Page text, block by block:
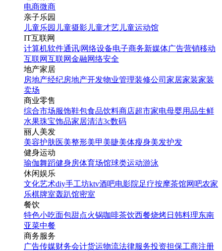
电商微商
亲子乐园
儿童乐园 儿童摄影 儿童才艺 儿童运动馆
IT互联网
计算机软件通讯|网络设备电子商务新媒体广告营销移动
互联网互联网金融网络安全
地产家居
房地产经纪房地产开发物业管理装修公司 家居家装家装
卖场
商业零售
综合市场服饰鞋包食品饮料商店超市家电母婴用品生鲜
水果珠宝饰品家居清洁3c数码
丽人美发
美容护肤医美整形美甲美睫美体瘦身美发护发
健身运动
瑜伽舞蹈健身房体育场馆球类运动游泳
休闲娱乐
文化艺术diy手工坊ktv酒吧电影院足疗按摩茶馆网吧农家
乐棋牌室轰趴馆密室
餐饮
特色小吃面包甜点火锅咖啡茶饮西餐烧烤日韩料理东南
亚菜中餐
商务服务
广告传媒财务会计货运物流法律服务投资担保工商注册